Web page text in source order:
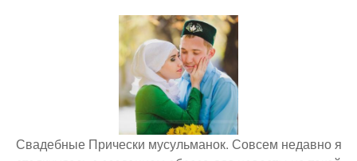
Свадебные Прически мусульманок. Совсем недавно я